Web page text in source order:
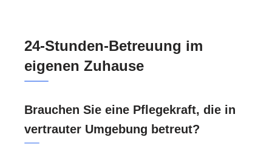
24-Stunden-Betreuung im
eigenen Zuhause
Brauchen Sie eine Pflegekraft, die in
vertrauter Umgebung betreut?